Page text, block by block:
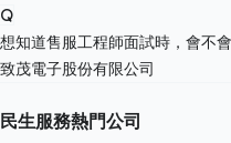
Q
想知道售服工程師面試時，會不
致茂電子股份有限公司
民生服務熱門公司